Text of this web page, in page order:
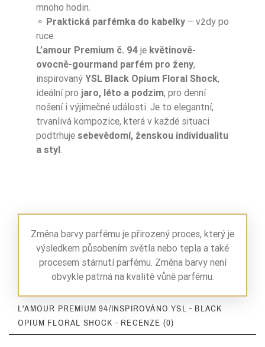
mnoho hodin.
⚬ Praktická parfémka do kabelky – vždy po
ruce.
L’amour Premium č. 94 je květinově-
ovocně-gourmand parfém pro ženy,
inspirovaný YSL Black Opium Floral Shock,
ideální pro jaro, léto a podzim, pro denní
nošení i výjimečné události. Je to elegantní,
trvanlivá kompozice, která v každé situaci
podtrhuje sebevědomí, ženskou individualitu
a styl.
Změna barvy parfému je přirozený proces, který je
výsledkem působením světla nebo tepla a také
procesem stárnutí parfému. Změna barvy není
obvykle patrná na kvalitě vůně parfému.
L'AMOUR PREMIUM 94/INSPIROVÁNO YSL - BLACK
OPIUM FLORAL SHOCK - RECENZE (0)